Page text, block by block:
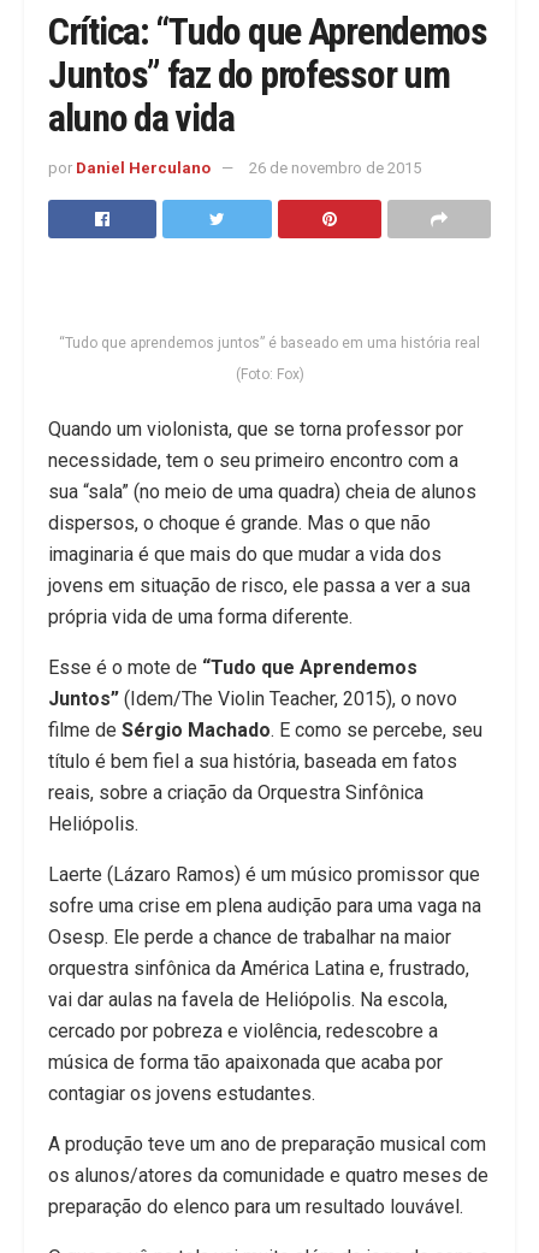
Crítica: “Tudo que Aprendemos
Juntos” faz do professor um
aluno da vida
por Daniel Herculano 26 de novembro de 2015
“Tudo que aprendemos juntos” é baseado em uma história real
(Foto: Fox)
Quando um violonista, que se torna professor por
necessidade, tem o seu primeiro encontro com a
sua “sala” (no meio de uma quadra) cheia de alunos
dispersos, o choque é grande. Mas o que não
imaginaria é que mais do que mudar a vida dos
jovens em situação de risco, ele passa a ver a sua
própria vida de uma forma diferente.
Esse é o mote de “Tudo que Aprendemos
Juntos” (Idem/The Violin Teacher, 2015), o novo
filme de Sérgio Machado. E como se percebe, seu
título é bem fiel a sua história, baseada em fatos
reais, sobre a criação da Orquestra Sinfônica
Heliópolis.
Laerte (Lázaro Ramos) é um músico promissor que
sofre uma crise em plena audição para uma vaga na
Osesp. Ele perde a chance de trabalhar na maior
orquestra sinfônica da América Latina e, frustrado,
vai dar aulas na favela de Heliópolis. Na escola,
cercado por pobreza e violência, redescobre a
música de forma tão apaixonada que acaba por
contagiar os jovens estudantes.
A produção teve um ano de preparação musical com
os alunos/atores da comunidade e quatro meses de
preparação do elenco para um resultado louvável.